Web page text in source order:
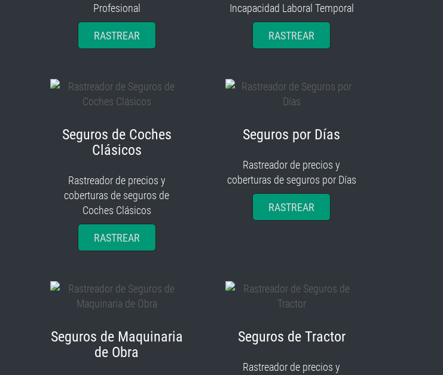
Profesional
RASTREAR
Incapacidad Laboral Temporal
RASTREAR
Seguros de Coches
Clásicos
Rastreador de precios y
coberturas de seguros de
Coches Clásicos
RASTREAR
Seguros por Días
Rastreador de precios y
coberturas de seguros por Días
RASTREAR
Seguros de Maquinaria
de Obra
Seguros de Tractor
Rastreador de precios y